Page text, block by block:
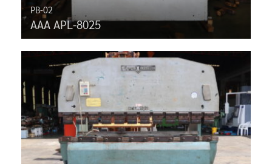
PB-02
AAA APL-8025